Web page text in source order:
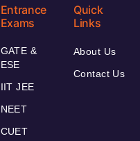
Entrance
Exams
GATE &
ESE
IIT JEE
NEET
CUET
Quick
Links
About Us
Contact Us